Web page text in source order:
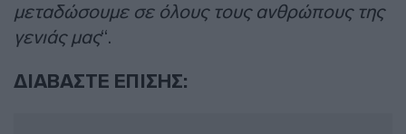
μεταδώσουμε σε όλους τους ανθρώπους της
γενιάς μας“.
ΔΙΑΒΑΣΤΕ ΕΠΙΣΗΣ: